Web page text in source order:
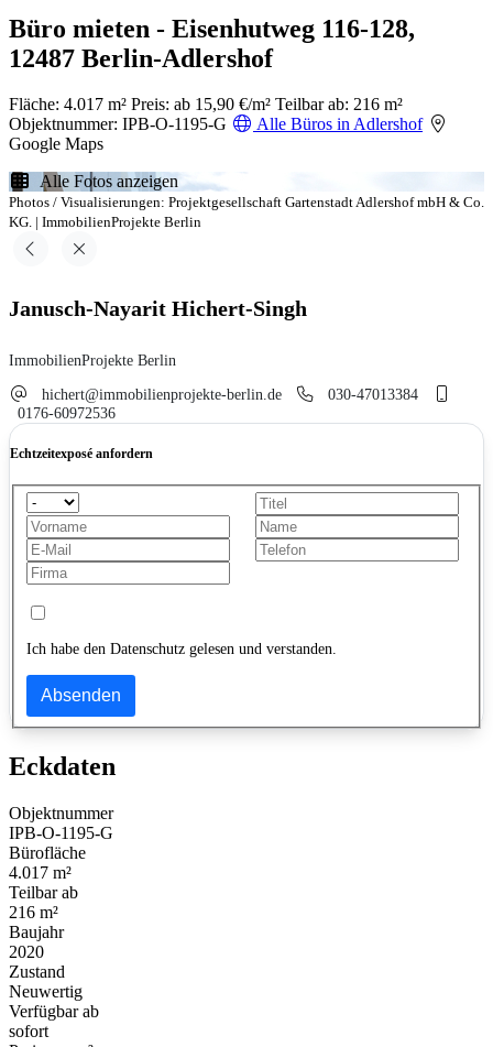
Büro mieten - Eisenhutweg 116-128,
12487 Berlin-Adlershof
Fläche: 4.017 m² Preis: ab 15,90 €/m² Teilbar ab: 216 m²
Objektnummer: IPB-O-1195-G
Alle Büros in Adlershof
Google Maps
Alle Fotos anzeigen
Photos / Visualisierungen: Projektgesellschaft Gartenstadt Adlershof mbH & Co.
KG. | ImmobilienProjekte Berlin
Janusch-Nayarit Hichert-Singh
ImmobilienProjekte Berlin
hichert@immobilienprojekte-berlin.de
030-47013384
0176-60972536
Echtzeitexposé anfordern
Ich habe den Datenschutz gelesen und verstanden.
Absenden
Eckdaten
Objektnummer
IPB-O-1195-G
Bürofläche
4.017 m²
Teilbar ab
216 m²
Baujahr
2020
Zustand
Neuwertig
Verfügbar ab
sofort